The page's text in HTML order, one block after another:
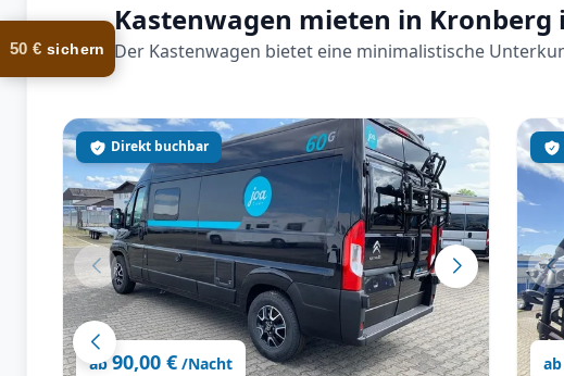
Kastenwagen mieten in Kronberg
Der Kastenwagen bietet eine minimalistische
ab 90,00 € /Nacht
Direkt buchbar
ab
50 € sichern